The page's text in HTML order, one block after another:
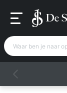
Waar ben je